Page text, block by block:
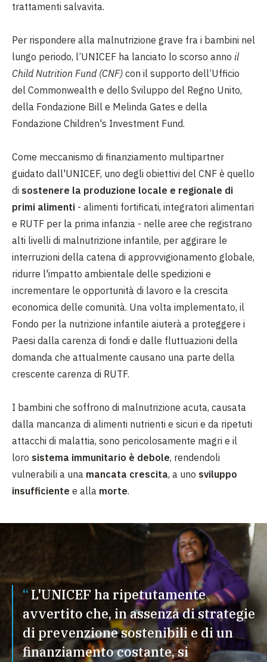
trattamenti salvavita.
Per rispondere alla malnutrizione grave fra i bambini nel
lungo periodo, l’UNICEF ha lanciato lo scorso anno il
Child Nutrition Fund (CNF) con il supporto dell’Ufficio
del Commonwealth e dello Sviluppo del Regno Unito,
della Fondazione Bill e Melinda Gates e della
Fondazione Children's Investment Fund.
Come meccanismo di finanziamento multipartner
guidato dall'UNICEF, uno degli obiettivi del CNF è quello
di sostenere la produzione locale e regionale di
primi alimenti - alimenti fortificati, integratori alimentari
e RUTF per la prima infanzia - nelle aree che registrano
alti livelli di malnutrizione infantile, per aggirare le
interruzioni della catena di approvvigionamento globale,
ridurre l'impatto ambientale delle spedizioni e
incrementare le opportunità di lavoro e la crescita
economica delle comunità. Una volta implementato, il
Fondo per la nutrizione infantile aiuterà a proteggere i
Paesi dalla carenza di fondi e dalle fluttuazioni della
domanda che attualmente causano una parte della
crescente carenza di RUTF.
I bambini che soffrono di malnutrizione acuta, causata
dalla mancanza di alimenti nutrienti e sicuri e da ripetuti
attacchi di malattia, sono pericolosamente magri e il
loro sistema immunitario è debole, rendendoli
vulnerabili a una mancata crescita, a uno sviluppo
insufficiente e alla morte.
L'UNICEF ha ripetutamente
avvertito che, in assenza di strategie
di prevenzione sostenibili e di un
finanziamento costante, si